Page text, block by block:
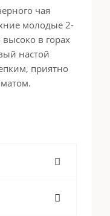
чая
молодые 2-
в горах
настой
приятно